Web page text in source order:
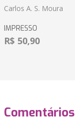
Carlos A. S. Moura
IMPRESSO
R$ 50,90
Comentários